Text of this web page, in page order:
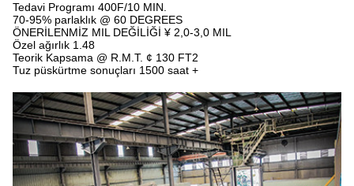
Tedavi Programı 400F/10 MIN.
70-95% parlaklık @ 60 DEGREES
ÖNERİLENMİZ MIL DEĞİLİĞİ ¥ 2,0-3,0 MIL
Özel ağırlık 1.48
Teorik Kapsama @ R.M.T. ¢ 130 FT2
Tuz püskürtme sonuçları 1500 saat +